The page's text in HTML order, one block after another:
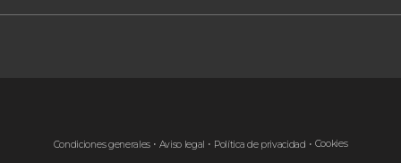
Condiciones generales Aviso legal Política de privacidad Cookies